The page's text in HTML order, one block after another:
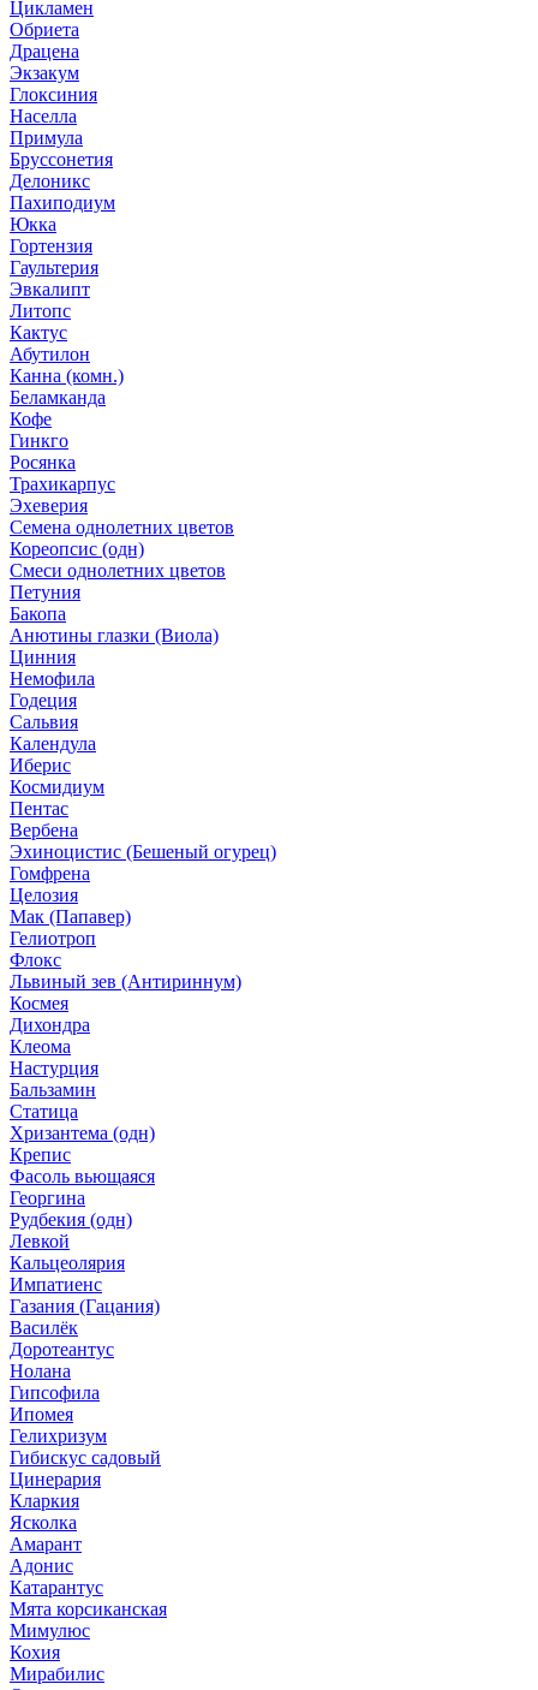
Цикламен
Обриета
Драцена
Экзакум
Глоксиния
Населла
Примула
Бруссонетия
Делоникс
Пахиподиум
Юкка
Гортензия
Гаультерия
Эвкалипт
Литопс
Кактус
Абутилон
Канна (комн.)
Беламканда
Кофе
Гинкго
Росянка
Трахикарпус
Эхеверия
Семена однолетних цветов
Кореопсис (одн)
Смеси однолетних цветов
Петуния
Бакопа
Анютины глазки (Виола)
Цинния
Немофила
Годеция
Сальвия
Календула
Иберис
Космидиум
Пентас
Вербена
Эхиноцистис (Бешеный огурец)
Гомфрена
Целозия
Мак (Папавер)
Гелиотроп
Флокс
Львиный зев (Антириннум)
Космея
Дихондра
Клеома
Настурция
Бальзамин
Статица
Хризантема (одн)
Крепис
Фасоль вьющаяся
Георгина
Рудбекия (одн)
Левкой
Кальцеолярия
Импатиенс
Газания (Гацания)
Василёк
Доротеантус
Нолана
Гипсофила
Ипомея
Гелихризум
Гибискус садовый
Цинерария
Кларкия
Ясколка
Амарант
Адонис
Катарантус
Мята корсиканская
Мимулюс
Кохия
Мирабилис